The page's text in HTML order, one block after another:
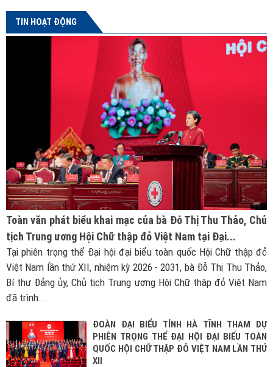
TIN HOẠT ĐỘNG
Toàn văn phát biểu khai mạc của bà Đỗ Thị Thu Thảo, Chủ
tịch Trung ương Hội Chữ thập đỏ Việt Nam tại Đại...
Tại phiên trọng thể Đại hội đại biểu toàn quốc Hội Chữ thập đỏ
Việt Nam lần thứ XII, nhiệm kỳ 2026 - 2031, bà Đỗ Thị Thu Thảo,
Bí thư Đảng ủy, Chủ tịch Trung ương Hội Chữ thập đỏ Việt Nam
đã trình...
ĐOÀN ĐẠI BIỂU TỈNH HÀ TĨNH THAM DỰ
PHIÊN TRỌNG THỂ ĐẠI HỘI ĐẠI BIỂU TOÀN
QUỐC HỘI CHỮ THẬP ĐỎ VIỆT NAM LẦN THỨ
XII